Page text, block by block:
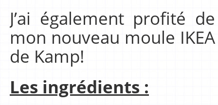
J’ai également profité
mon nouveau moule
de Kamp!
Les ingrédients :